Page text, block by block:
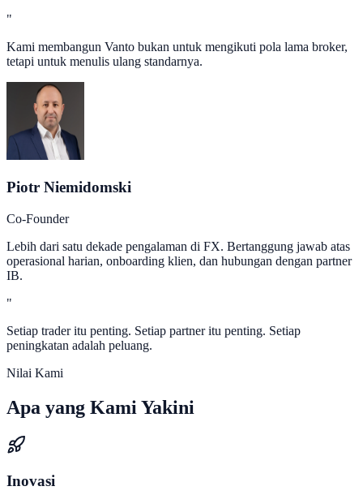
"
Kami membangun Vanto bukan untuk mengikuti pola lama broker,
tetapi untuk menulis ulang standarnya.
Piotr Niemidomski
Co-Founder
Lebih dari satu dekade pengalaman di FX. Bertanggung jawab atas
operasional harian, onboarding klien, dan hubungan dengan partner
IB.
"
Setiap trader itu penting. Setiap partner itu penting. Setiap
peningkatan adalah peluang.
Nilai Kami
Apa yang Kami Yakini
Inovasi